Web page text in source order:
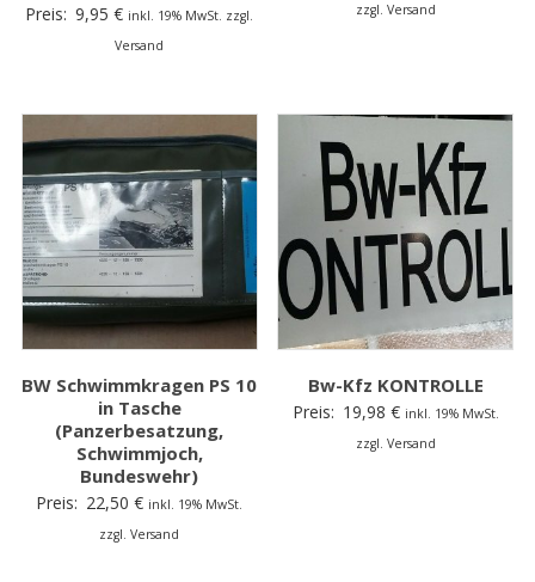
Preis: 9,95€ inkl. 19% MwSt. zzgl.
Versand
zzgl. Versand
BW Schwimmkragen PS 10
in Tasche
(Panzerbesatzung,
Schwimmjoch,
Bundeswehr)
Preis: 22,50€ inkl. 19% MwSt.
zzgl. Versand
Bw-Kfz KONTROLLE
Preis: 19,98 € inkl. 19% MwSt.
zzgl. Versand